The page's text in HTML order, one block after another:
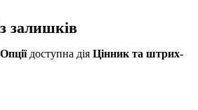
залишків
Опціїдоступна дія Цінник та штрих-